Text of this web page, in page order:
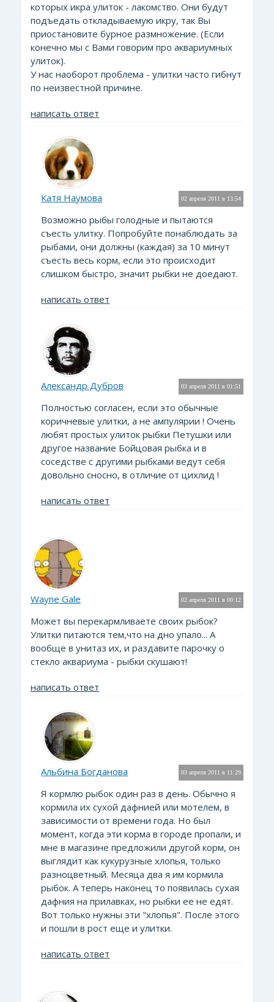
которых икра улиток - лакомство. Они будут
подъедать откладываемую икру, так Вы
приостановите бурное размножение. (Если
конечно мы с Вами говорим про аквариумных
улиток).
У нас наоборот проблема - улитки часто гибнут
по неизвестной причине.
написать ответ
02 апреля 2011 в 13:54
Катя Наумова
Возможно рыбы голодные и пытаются
съесть улитку. Попробуйте понаблюдать за
рыбами, они должны (каждая) за 10 минут
съесть весь корм, если это происходит
слишком быстро, значит рыбки не доедают.
написать ответ
03 апреля 2011 в 01:51
Александр Дубров
Полностью согласен, если это обычные
коричневые улитки, а не ампулярии ! Очень
любят простых улиток рыбки Петушки или
другое название Бойцовая рыбка и в
соседстве с другими рыбками ведут себя
довольно сносно, в отличие от цихлид !
написать ответ
02 апреля 2011 в 00:12
Wayne Gale
Может вы перекармливаете своих рыбок?
Улитки питаются тем,что на дно упало... А
вообще в унитаз их, и раздавите парочку о
стекло аквариума - рыбки скушают!
написать ответ
03 апреля 2011 в 11:29
Альбина Богданова
Я кормлю рыбок один раз в день. Обычно я
кормила их сухой дафнией или мотелем, в
зависимости от времени года. Но был
момент, когда эти корма в городе пропали, и
мне в магазине предложили другой корм, он
выглядит как кукурузные хлопья, только
разноцветный. Месяца два я им кормила
рыбок. А теперь наконец то появилась сухая
дафния на прилавках, но рыбки ее не едят.
Вот только нужны эти "хлопья". После этого
и пошли в рост еще и улитки.
написать ответ